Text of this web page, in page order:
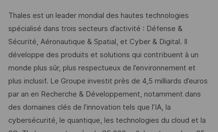
Thales est un leader mondial des hautes technologies
spécialisé dans trois secteurs d’activité : Défense &
Sécurité, Aéronautique & Spatial, et Cyber & Digital. Il
développe des produits et solutions qui contribuent à un
monde plus sûr, plus respectueux de l’environnement et
plus inclusif. Le Groupe investit près de 4,5 milliards d’euros
par an en Recherche & Développement, notamment dans
des domaines clés de l’innovation tels que l’IA, la
cybersécurité, le quantique, les technologies du cloud et la